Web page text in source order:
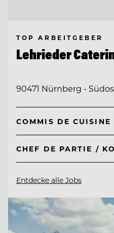
TOP ARBEITGEBER
Lehrieder
90471 Nürnberg -
COMMIS DE
CHEF DE PARTIE /
Entdecke alle Jobs